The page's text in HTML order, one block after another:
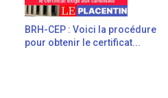
BRH-CEP : Voici la procédure
pour obtenir le certificat...